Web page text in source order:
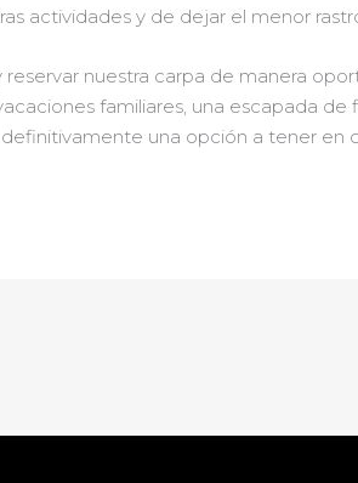
actividades y de dejar el menor
reservar nuestra carpa de manera
familiares, una escapada
una opción a tener en